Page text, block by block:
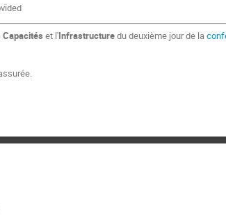
et l'Infrastructuredu deuxième jour de la